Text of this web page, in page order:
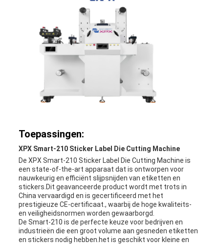
Toepassingen:
XPX Smart-210 Sticker Label Die Cutting Machine
De XPX Smart-210 Sticker Label Die Cutting Machine is
een state-of-the-art apparaat dat is ontworpen voor
nauwkeurig en efficiënt slijpsnijden van etiketten en
stickers.Dit geavanceerde product wordt met trots in
China vervaardigd en is gecertificeerd met het
prestigieuze CE-certificaat., waarbij de hoge kwaliteits-
en veiligheidsnormen worden gewaarborgd.
De Smart-210 is de perfecte keuze voor bedrijven en
industrieën die een groot volume aan gesneden etiketten
en stickers nodig hebben.het is geschikt voor kleine en